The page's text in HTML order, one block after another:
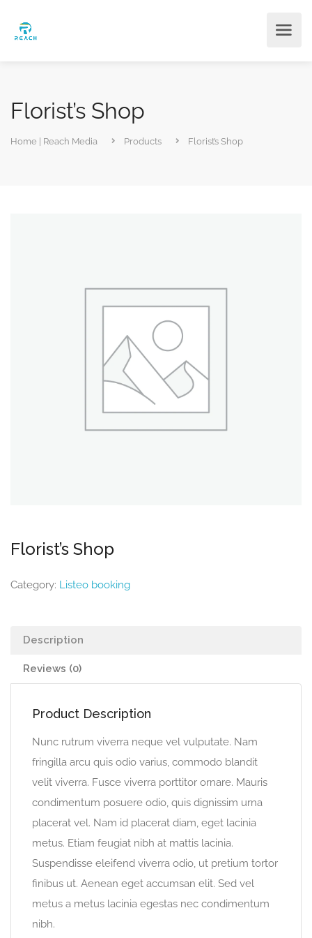
Florist’s Shop
Home | Reach Media Products Florist’s Shop
Florist’s Shop
Category: Listeo booking
Description
Reviews (0)
Product Description
Nunc rutrum viverra neque vel vulputate. Nam
fringilla arcu quis odio varius, commodo blandit
velit viverra. Fusce viverra porttitor ornare. Mauris
condimentum posuere odio, quis dignissim urna
placerat vel. Nam id placerat diam, eget lacinia
metus. Etiam feugiat nibh at mattis lacinia.
Suspendisse eleifend viverra odio, ut pretium tortor
finibus ut. Aenean eget accumsan elit. Sed vel
metus a metus lacinia egestas nec condimentum
nibh.